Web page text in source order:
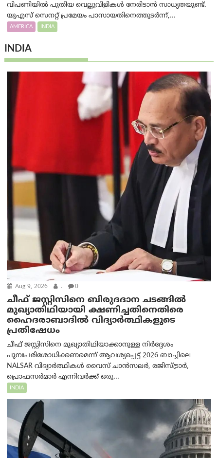
വിപണിയിൽ പുതിയ വെല്ലുവിളികൾ നേരിടാൻ സാധ്യതയുണ്ട്.
യുഎസ് സെനറ്റ് പ്രമേയം പാസായതിനെത്തുടർന്ന്,...
AMERICA INDIA
INDIA
Aug 9, 2026 . 0
ചീഫ് ജസ്റ്റിസിനെ ബിരുദദാന ചടങ്ങില്‍
മുഖ്യാതിഥിയായി ക്ഷണിച്ചതിനെതിരെ
ഹൈദരാബാദില്‍ വിദ്യാർത്ഥികളുടെ
പ്രതിഷേധം
ചീഫ് ജസ്റ്റിസിനെ മുഖ്യാതിഥിയാക്കാനുള്ള നിർദ്ദേശം
പുനഃപരിശോധിക്കണമെന്ന് ആവശ്യപ്പെട്ട് 2026 ബാച്ചിലെ
NALSAR വിദ്യാർത്ഥികൾ വൈസ് ചാൻസലർ, രജിസ്ട്രാർ,
പ്രൊഫസർമാർ എന്നിവർക്ക് ഒരു...
INDIA